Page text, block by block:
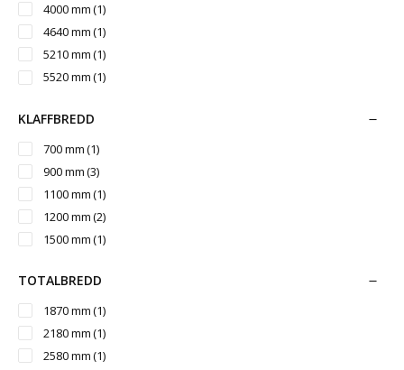
4000 mm(1)
4640 mm(1)
5210 mm(1)
5520 mm(1)
KLAFFBREDD
700 mm(1)
900 mm(3)
1100 mm(1)
1200 mm(2)
1500 mm(1)
TOTALBREDD
1870 mm(1)
2180 mm(1)
2580 mm(1)